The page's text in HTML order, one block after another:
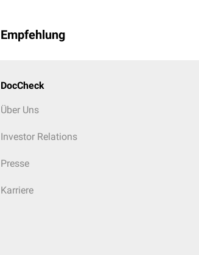
Empfehlung
DocCheck
Über Uns
Investor Relations
Presse
Karriere